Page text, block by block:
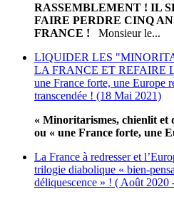
RASSEMBLEMENT ! IL
FAIRE PERDRE CINQ
FRANCE ! Monsieur le...
LIQUIDER LES
LA FRANCE ET REFAIRE
une France forte, une Europe
transcendée ! (18 Mai 2021)
« Minoritarismes, chienlit et
ou « une France forte, une
La France à redresser et
trilogie diabolique « bien-
déliquescence » ! ( Août